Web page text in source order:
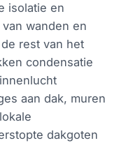
isolatie en
wanden en
rest van het
condensatie
aan dak, muren
dakgoten